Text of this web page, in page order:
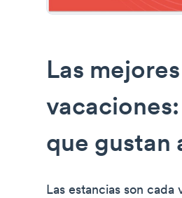
Las
que gustan
Las estancias son